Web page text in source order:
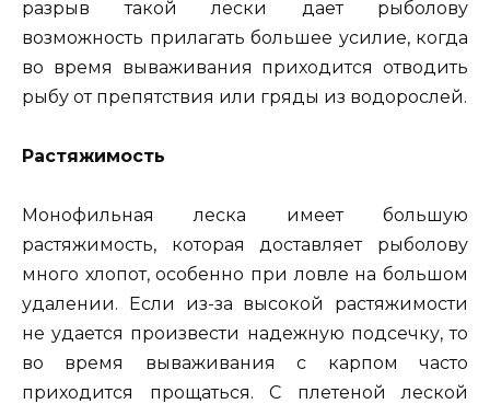
разрыв такой лески дает рыболову
возможность прилагать большее усилие, когда
во время вываживания приходится отводить
рыбу от препятствия или гряды из водорослей.
Растяжимость
Монофильная леска имеет большую
растяжимость, которая доставляет рыболову
много хлопот, особенно при ловле на большом
удалении. Если из-за высокой растяжимости
не удается произвести надежную подсечку, то
во время вываживания с карпом часто
приходится прощаться. С плетеной леской